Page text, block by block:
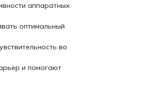
по уходу, вы всегда можете
Telegram-
подобрать средства под ваши
аппаратных
оптимальный
во
и помогают